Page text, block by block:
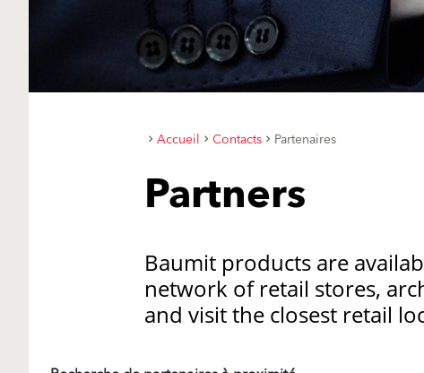
Accueil Contacts Partenaires
Partners
Baumit products are
network of retail stores,
and visit the closest retail